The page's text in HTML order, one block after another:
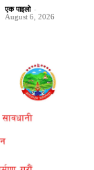
एक पाइलो -
August 6, 2026